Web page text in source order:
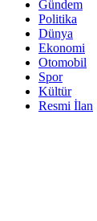
Gündem
Politika
Dünya
Ekonomi
Otomobil
Spor
Kültür
Resmi İlan